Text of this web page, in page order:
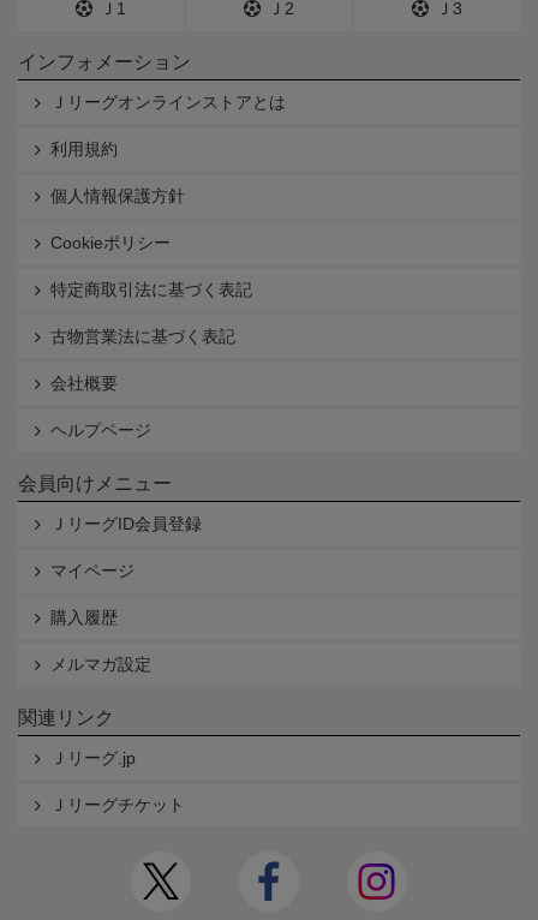
Ｊ1 Ｊ2 Ｊ3
インフォメーション
Ｊリーグオンラインストアとは
利用規約
個人情報保護方針
Cookieポリシー
特定商取引法に基づく表記
古物営業法に基づく表記
会社概要
ヘルプページ
会員向けメニュー
ＪリーグID会員登録
マイページ
購入履歴
メルマガ設定
関連リンク
Ｊリーグ.jp
Ｊリーグチケット